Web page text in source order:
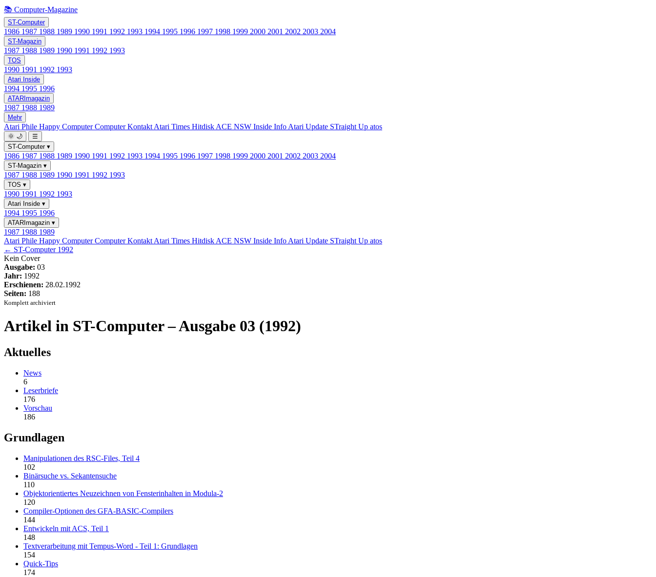
📚 Computer-Magazine
ST-Computer
1986 1987 1988 1989 1990 1991 1992 1993 1994 1995 1996 1997 1998 1999 2000 2001 2002 2003 2004
ST-Magazin
1987 1988 1989 1990 1991 1992 1993
TOS
1990 1991 1992 1993
Atari Inside
1994 1995 1996
ATARImagazin
1987 1988 1989
Mehr
Atari Phile Happy ComputerComputer Kontakt Atari Times Hitdisk ACE NSW Inside Info Atari Update STraight Up atos
🌞 🌙
☰
ST-Computer ▾
1986 1987 1988 1989 1990 1991 1992 1993 1994 1995 1996 1997 1998 1999 2000 2001 2002 2003 2004
ST-Magazin ▾
1987 1988 1989 1990 1991 1992 1993
TOS ▾
1990 1991 1992 1993
Atari Inside ▾
1994 1995 1996
ATARImagazin ▾
1987 1988 1989
Atari Phile Happy ComputerComputer Kontakt Atari Times Hitdisk ACE NSW Inside Info Atari Update STraight Up atos
← ST-Computer 1992
Kein Cover
Ausgabe: 03
Jahr: 1992
Erschienen: 28.02.1992
Seiten: 188
Komplett archiviert
Artikel in ST-Computer – Ausgabe 03 (1992)
Aktuelles
News
6
Leserbriefe
176
Vorschau
186
Grundlagen
Manipulationen des RSC-Files, Teil 4
102
Binärsuche vs. Sekantensuche
110
Objektorientiertes Neuzeichnen von Fensterinhalten in Modula-2
120
Compiler-Optionen des GFA-BASIC-Compilers
144
Entwickeln mit ACS, Teil 1
148
Textverarbeitung mit Tempus-Word - Teil 1: Grundlagen
154
Quick-Tips
174